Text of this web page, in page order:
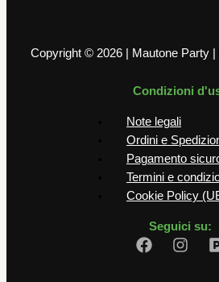
Copyright © 2026 | Mautone Party |
Condizioni
Note legali
Ordini e
Pagamento
Termini e
Cookie Policy
Seguici su: